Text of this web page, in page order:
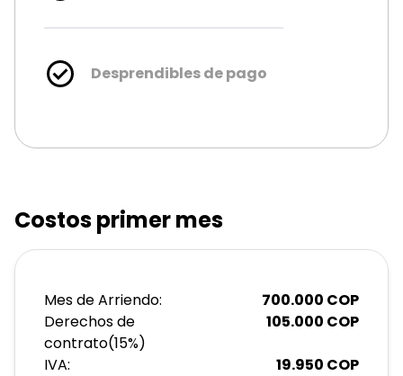
Desprendibles de pago
Costos primer mes
Mes de Arriendo: 700.000 COP
Derechos de
contrato(15%)
105.000 COP
IVA: 19.950 COP